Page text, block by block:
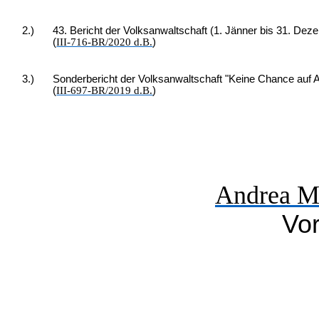
2.)
43. Bericht der Volksanwaltschaft (1. Jänner bis 31.
(III-716-BR/2020 d.B.)
3.)
Sonderbericht der Volksanwaltschaft "Keine Chance auf
(III-697-BR/2019 d.B.)
Andrea